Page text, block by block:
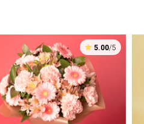
5.00/5